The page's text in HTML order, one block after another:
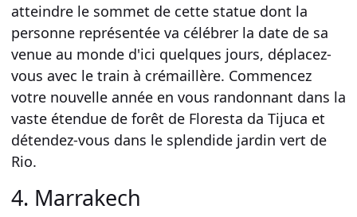
atteindre le sommet de cette statue dont la
personne représentée va célébrer la date de sa
venue au monde d'ici quelques jours, déplacez-
vous avec le train à crémaillère. Commencez
votre nouvelle année en vous randonnant dans la
vaste étendue de forêt de Floresta da Tijuca et
détendez-vous dans le splendide jardin vert de
Rio.
4. Marrakech